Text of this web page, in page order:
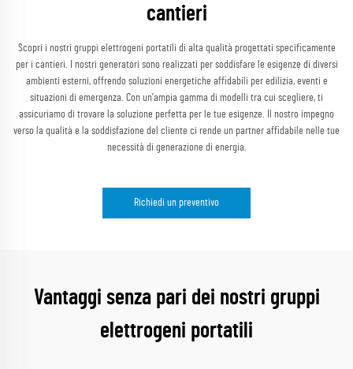
cantieri
Scopri i nostri gruppi elettrogeni portatili di alta qualità progettati specificamente
per i cantieri. I nostri generatori sono realizzati per soddisfare le esigenze di diversi
ambienti esterni, offrendo soluzioni energetiche affidabili per edilizia, eventi e
situazioni di emergenza. Con un'ampia gamma di modelli tra cui scegliere, ti
assicuriamo di trovare la soluzione perfetta per le tue esigenze. Il nostro impegno
verso la qualità e la soddisfazione del cliente ci rende un partner affidabile nelle tue
necessità di generazione di energia.
Richiedi un preventivo
Vantaggi senza pari dei nostri gruppi
elettrogeni portatili